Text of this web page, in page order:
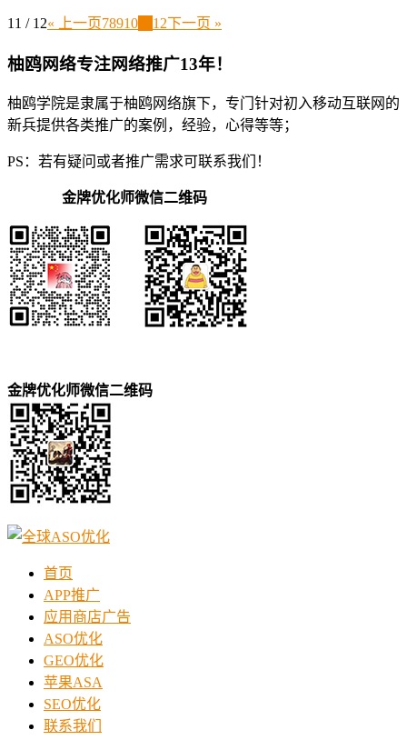
11 / 12« 上一页78910 12下一页 »
柚鸥网络专注网络推广13年！
柚鸥学院是隶属于柚鸥网络旗下，专门针对初入移动互联网的
新兵提供各类推广的案例，经验，心得等等；
PS：若有疑问或者推广需求可联系我们！
金牌优化师微信二维码
金牌优化师微信二维码
首页
APP推广
应用商店广告
ASO优化
GEO优化
苹果ASA
SEO优化
联系我们